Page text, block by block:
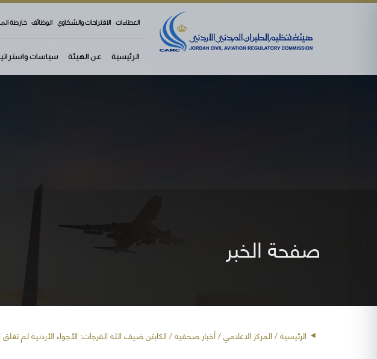
العطاءات الاقتراحات والشكاوي الوظائف خارطة
الرئيسية عن الهيئة سياسات
صفحة الخبر
الرئيسية/ المركز الاعلامي /أخبار صحفية/ الكابتن ضيف الله الفرجات: الأجواء الأردنية لم